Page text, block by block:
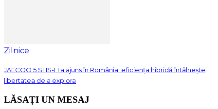
Zilnice
JAECOO 5 SHS-H a ajuns în România: eficiența hibridă întâlnește
libertatea de a explora
LĂSAȚI UN MESAJ